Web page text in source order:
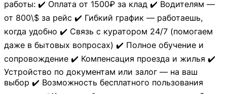
работы: ✔️ Оплата от 1500₽ за клад ✔️ Водителям —
от 800\$ за рейс ✔️ Гибкий график — работаешь,
когда удобно ✔️ Связь с куратором 24/7 (помогаем
даже в бытовых вопросах) ✔️ Полное обучение и
сопровождение ✔️ Компенсация проезда и жилья ✔️
Устройство по документам или залог — на ваш
выбор ✔️ Возможность бесплатного пользования